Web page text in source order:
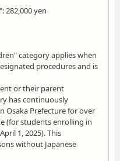
282,000 yen
category applies when
procedures and is
or their parent
has continuously
Osaka Prefecture for over
(for students enrolling in
1, 2025). This
without Japanese